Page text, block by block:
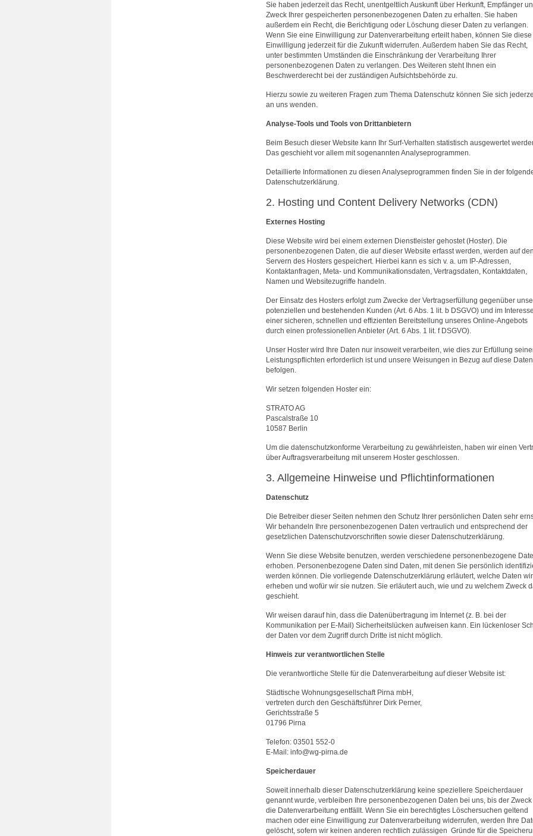
Sie haben jederzeit das Recht, unentgeltlich Auskunft über Herkunft, Empfänger
Zweck Ihrer gespeicherten personenbezogenen Daten zu erhalten. Sie haben
außerdem ein Recht, die Berichtigung oder Löschung dieser Daten zu verlangen.
Wenn Sie eine Einwilligung zur Datenverarbeitung erteilt haben, können Sie diese
Einwilligung jederzeit für die Zukunft widerrufen. Außerdem haben Sie das Recht,
unter bestimmten Umständen die Einschränkung der Verarbeitung Ihrer
personenbezogenen Daten zu verlangen. Des Weiteren steht Ihnen ein
Beschwerderecht bei der zuständigen Aufsichtsbehörde zu.
Hierzu sowie zu weiteren Fragen zum Thema Datenschutz können Sie sich
an uns wenden.
Analyse-Tools und Tools von Dritt­anbietern
Beim Besuch dieser Website kann Ihr Surf-Verhalten statistisch ausgewertet
Das geschieht vor allem mit sogenannten Analyseprogrammen.
Detaillierte Informationen zu diesen Analyseprogrammen finden Sie in der
Datenschutzerklärung.
2. Hosting und Content Delivery Networks (CDN)
Externes Hosting
Diese Website wird bei einem externen Dienstleister gehostet (Hoster). Die
personenbezogenen Daten, die auf dieser Website erfasst werden, werden auf den
Servern des Hosters gespeichert. Hierbei kann es sich v. a. um IP-Adressen,
Kontaktanfragen, Meta- und Kommunikationsdaten, Vertragsdaten, Kontaktdaten,
Namen und Websitezugriffe handeln.
Der Einsatz des Hosters erfolgt zum Zwecke der Vertragserfüllung gegenüber
potenziellen und bestehenden Kunden (Art. 6 Abs. 1 lit. b DSGVO) und im Interesse
einer sicheren, schnellen und effizienten Bereitstellung unseres Online-Angebots
durch einen professionellen Anbieter (Art. 6 Abs. 1 lit. f DSGVO).
Unser Hoster wird Ihre Daten nur insoweit verarbeiten, wie dies zur Erfüllung
Leistungspflichten erforderlich ist und unsere Weisungen in Bezug auf diese Daten
befolgen.
Wir setzen folgenden Hoster ein:
STRATO AG
Pascalstraße 10
10587 Berlin
Um die datenschutzkonforme Verarbeitung zu gewährleisten, haben wir einen
über Auftragsverarbeitung mit unserem Hoster geschlossen.
3. Allgemeine Hinweise und Pflicht­informationen
Datenschutz
Die Betreiber dieser Seiten nehmen den Schutz Ihrer persönlichen Daten sehr
Wir behandeln Ihre personenbezogenen Daten vertraulich und entsprechend der
gesetzlichen Datenschutzvorschriften sowie dieser Datenschutzerklärung.
Wenn Sie diese Website benutzen, werden verschiedene personenbezogene
erhoben. Personenbezogene Daten sind Daten, mit denen Sie persönlich
werden können. Die vorliegende Datenschutzerklärung erläutert, welche Daten wir
erheben und wofür wir sie nutzen. Sie erläutert auch, wie und zu welchem Zweck
geschieht.
Wir weisen darauf hin, dass die Datenübertragung im Internet (z. B. bei der
Kommunikation per E-Mail) Sicherheitslücken aufweisen kann. Ein lückenloser
der Daten vor dem Zugriff durch Dritte ist nicht möglich.
Hinweis zur verantwortlichen Stelle
Die verantwortliche Stelle für die Datenverarbeitung auf dieser Website ist:
Städtische Wohnungsgesellschaft Pirna mbH,
vertreten durch den Geschäftsführer Dirk Perner,
Gerichtsstraße 5
01796 Pirna
Telefon: 03501 552-0
E-Mail: info@wg-pirna.de
Speicherdauer
Soweit innerhalb dieser Datenschutzerklärung keine speziellere Speicherdauer
genannt wurde, verbleiben Ihre personenbezogenen Daten bei uns, bis der Zweck
die Datenverarbeitung entfällt. Wenn Sie ein berechtigtes Löschersuchen geltend
machen oder eine Einwilligung zur Datenverarbeitung widerrufen, werden Ihre
gelöscht, sofern wir keinen anderen rechtlich zulässigen Gründe für die